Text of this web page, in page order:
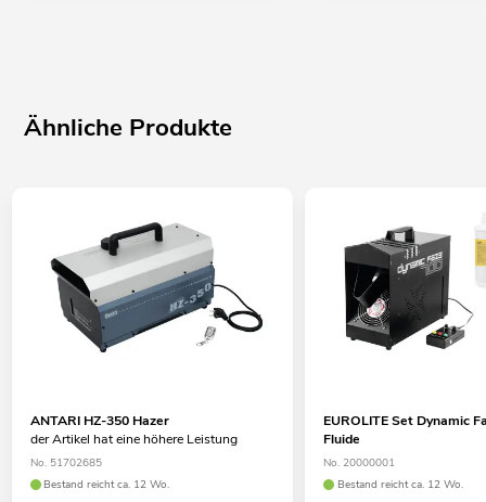
Ähnliche Produkte
ANTARI HZ-350 Hazer
der Artikel hat eine höhere Leistung
No. 51702685
Bestand reicht ca. 12 Wo.
EUROLITE Set Dynamic
Fluide
No. 20000001
Bestand reicht ca. 12 Wo.